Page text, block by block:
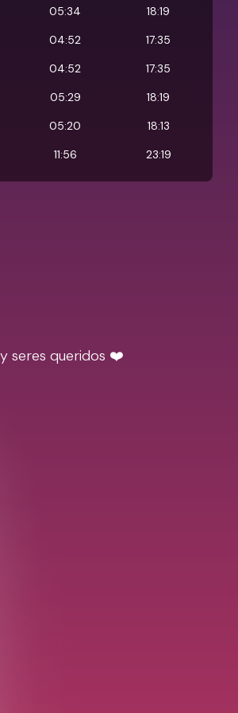
05:34
18:19
04:52
17:35
04:52
17:35
05:29
18:19
05:20
18:13
11:56 23:19
seres queridos ❤️